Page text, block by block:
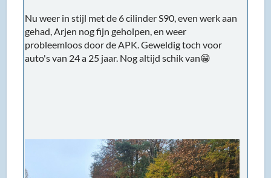
Nu weer in stijl met de 6 cilinder S90, even werk aan
gehad, Arjen nog fijn geholpen, en weer
probleemloos door de APK. Geweldig toch voor
auto's van 24 a 25 jaar. Nog altijd schik van😁